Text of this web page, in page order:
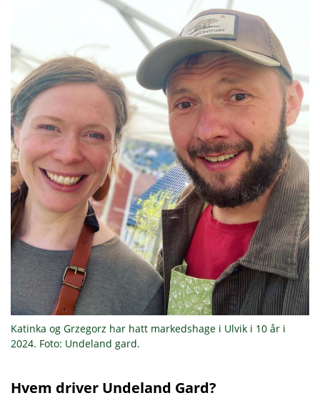
Katinka og Grzegorz har hatt markedshage i Ulvik i 10 år i
2024. Foto: Undeland gard.
Hvem driver Undeland Gard?